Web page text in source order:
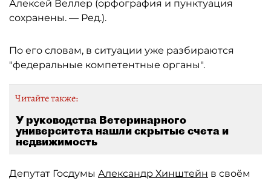
Алексей Веллер (орфография и пунктуация
сохранены. — Ред.).
По его словам, в ситуации уже разбираются
"федеральные компетентные органы".
Читайте также:
У руководства Ветеринарного
университета нашли скрытые счета и
недвижимость
Депутат Госдумы Александр Хинштейн в своём